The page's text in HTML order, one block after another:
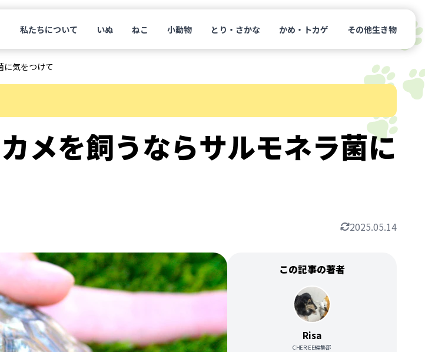
私たちについて いぬ ねこ 小動物 とり・さかな かめ・トカゲ その他生き物
に気をつけて
メを飼うならサルモネラ菌に
2025.05.14
この記事の著者
Risa
CHERIEE編集部